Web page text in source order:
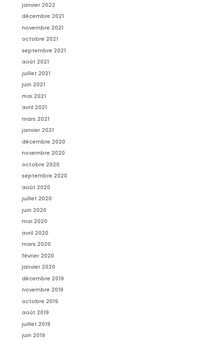
janvier 2022
décembre 2021
novembre 2021
octobre 2021
septembre 2021
août 2021
juillet 2021
juin 2021
mai 2021
avril 2021
mars 2021
janvier 2021
décembre 2020
novembre 2020
octobre 2020
septembre 2020
août 2020
juillet 2020
juin 2020
mai 2020
avril 2020
mars 2020
février 2020
janvier 2020
décembre 2019
novembre 2019
octobre 2019
août 2019
juillet 2019
juin 2019